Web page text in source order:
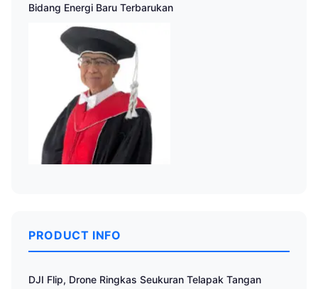
Bidang Energi Baru Terbarukan
PRODUCT INFO
DJI Flip, Drone Ringkas Seukuran Telapak Tangan